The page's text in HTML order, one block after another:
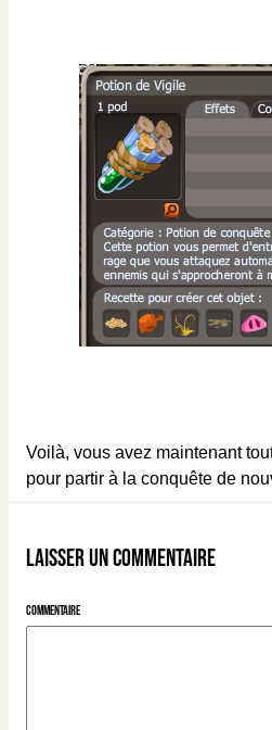
Voilà, vous avez maintenant
pour partir à la conquête de
Laisser un commentaire
Commentaire